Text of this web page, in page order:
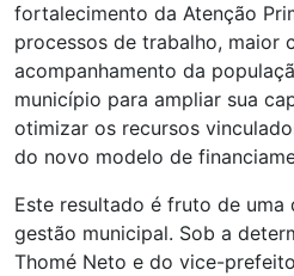
fortalecimento da Atenção
processos de trabalho, maior
acompanhamento da
município para ampliar sua
otimizar os recursos
do novo modelo de
Este resultado é fruto de uma
gestão municipal. Sob a
Thomé Neto e do vice-